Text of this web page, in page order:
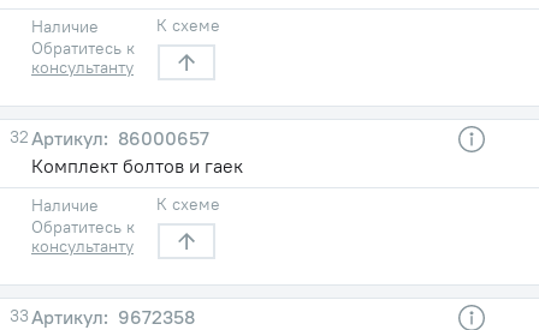
Наличие
Обратитесь к
консультанту
К схеме
32
86000657
Комплект болтов и гаек
Наличие
Обратитесь к
консультанту
К схеме
33
9672358